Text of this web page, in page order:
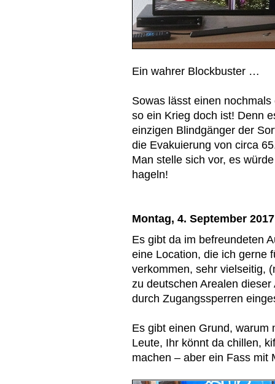
Ein wahrer Blockbuster …
Sowas lässt einen
so ein Krieg doch ist! Denn
einzigen Blindgänger der
die Evakuierung von circa
Man stelle sich vor, es
hageln!
Montag, 4. September 2017
Es gibt da im befreundeten
eine Location, die ich gerne
verkommen, sehr vielseitig,
zu deutschen Arealen
durch Zugangssperren
Es gibt einen Grund, warum
Leute, Ihr könnt da chillen,
machen – aber ein Fass mit